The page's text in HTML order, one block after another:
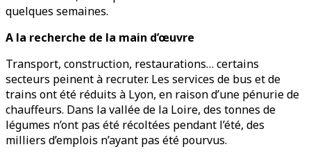
quelques semaines.
A la recherche de la main d’œuvre
Transport, construction, restaurations… certains
secteurs peinent à recruter. Les services de bus et de
trains ont été réduits à Lyon, en raison d’une pénurie de
chauffeurs. Dans la vallée de la Loire, des tonnes de
légumes n’ont pas été récoltées pendant l’été, des
milliers d’emplois n’ayant pas été pourvus.